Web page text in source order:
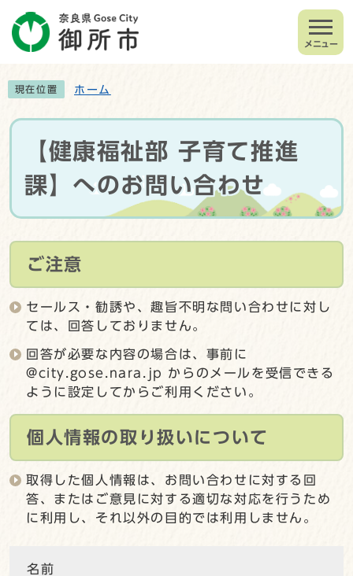
メニュー
現在位置 ホーム
【健康福祉部 子育て推進
課】へのお問い合わせ
ご注意
セールス・勧誘や、趣旨不明な問い合わせに対し
ては、回答しておりません。
回答が必要な内容の場合は、事前に
@city.gose.nara.jp からのメールを受信できる
ように設定してからご利用ください。
個人情報の取り扱いについて
取得した個人情報は、お問い合わせに対する回
答、またはご意見に対する適切な対応を行うため
に利用し、それ以外の目的では利用しません。
名前